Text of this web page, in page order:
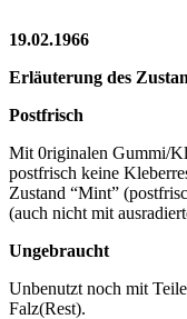
mit
19.02.1966
Erläuterung des
Postfrisch
Mit 0riginalen Gummi/
postfrisch keine
Zustand “Mint”
(auch nicht mit
Ungebraucht
Unbenutzt noch mit
Falz(Rest).